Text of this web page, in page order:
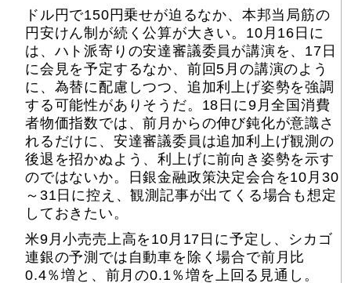
ドル円で150円乗せが迫るなか、本邦当局筋の
円安けん制が続く公算が大きい。10月16日に
は、ハト派寄りの安達審議委員が講演を、17日
に会見を予定するなか、前回5月の講演のよう
に、為替に配慮しつつ、追加利上げ姿勢を強調
する可能性がありそうだ。18日に9月全国消費
者物価指数では、前月からの伸び鈍化が意識さ
れるだけに、安達審議委員は追加利上げ観測の
後退を招かぬよう、利上げに前向き姿勢を示す
のではないか。日銀金融政策決定会合を10月30
～31日に控え、観測記事が出てくる場合も想定
しておきたい。
米9月小売売上高を10月17日に予定し、シカゴ
連銀の予測では自動車を除く場合で前月比
0.4％増と、前月の0.1％増を上回る見通し。